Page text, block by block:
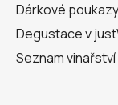
Dárkové poukazy
Degustace v
Seznam vinařství